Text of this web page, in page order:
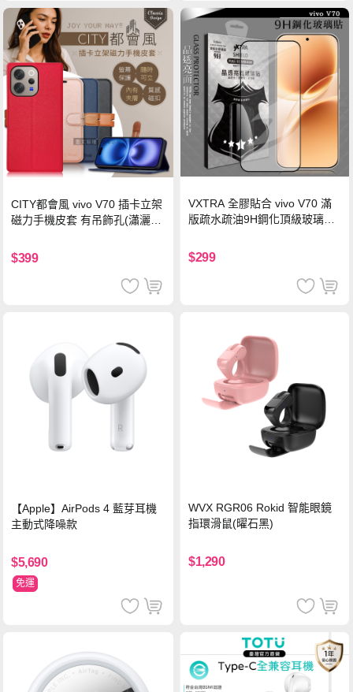
CITY都會風 vivo V70 插卡立架
磁力手機皮套 有吊飾孔(瀟灑
$399
VXTRA 全膠貼合 vivo V70 滿
版疏水疏油9H鋼化頂級玻璃貼
$299
【Apple】AirPods 4 藍芽耳機
主動式降噪款
$5,690
免運
WVX RGR06 Rokid 智能眼鏡
指環滑鼠(曜石黑)
$1,290